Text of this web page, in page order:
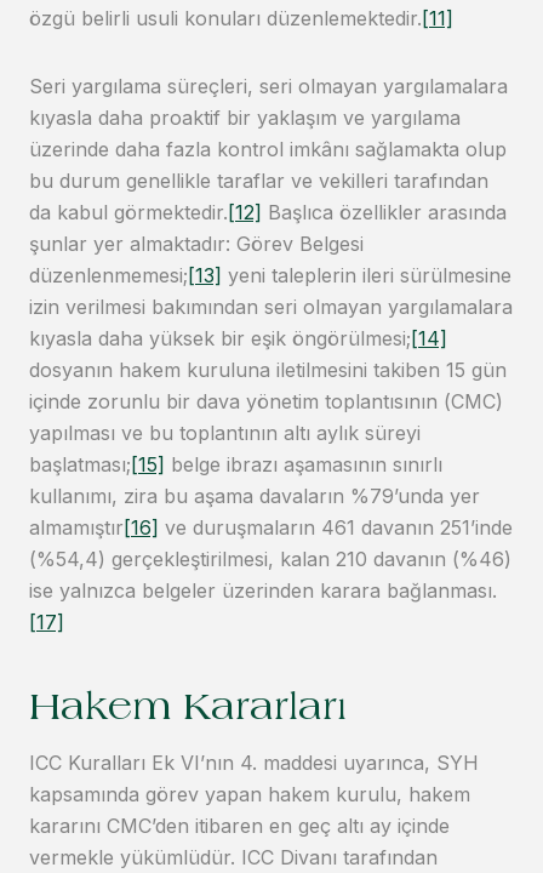
özgü belirli usuli konuları düzenlemektedir.[11]
Seri yargılama süreçleri, seri olmayan yargılamalara
kıyasla daha proaktif bir yaklaşım ve yargılama
üzerinde daha fazla kontrol imkânı sağlamakta olup
bu durum genellikle taraflar ve vekilleri tarafından
da kabul görmektedir.[12] Başlıca özellikler arasında
şunlar yer almaktadır: Görev Belgesi
düzenlenmemesi;[13] yeni taleplerin ileri sürülmesine
izin verilmesi bakımından seri olmayan yargılamalara
kıyasla daha yüksek bir eşik öngörülmesi;[14]
dosyanın hakem kuruluna iletilmesini takiben 15 gün
içinde zorunlu bir dava yönetim toplantısının (CMC)
yapılması ve bu toplantının altı aylık süreyi
başlatması;[15] belge ibrazı aşamasının sınırlı
kullanımı, zira bu aşama davaların %79’unda yer
almamıştır[16] ve duruşmaların 461 davanın 251’inde
(%54,4) gerçekleştirilmesi, kalan 210 davanın (%46)
ise yalnızca belgeler üzerinden karara bağlanması.
[17]
Hakem Kararları
ICC Kuralları Ek VI’nın 4. maddesi uyarınca, SYH
kapsamında görev yapan hakem kurulu, hakem
kararını CMC’den itibaren en geç altı ay içinde
vermekle yükümlüdür. ICC Divanı tarafından